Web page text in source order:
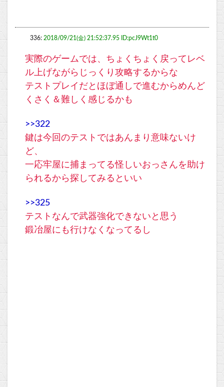
336: 2018/09/21(金) 21:52:37.95 ID:pcJ9Wt1t0
実際のゲームでは、ちょくちょく戻ってレベ
ル上げながらじっくり攻略するからな
テストプレイだとほぼ通しで進むからめんど
くさく＆難しく感じるかも
>>322
鍵は今回のテストではあんまり意味ないけ
ど、
一応牢屋に捕まってる怪しいおっさんを助け
られるから探してみるといい
>>325
テストなんで武器強化できないと思う
鍛冶屋にも行けなくなってるし